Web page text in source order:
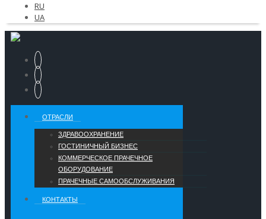
RU
UA
ОТРАСЛИ
ЗДРАВООХРАНЕНИЕ
ГОСТИНИЧНЫЙ БИЗНЕС
КОММЕРЧЕСКОЕ ПРАЧЕЧНОЕ
ОБОРУДОВАНИЕ
ПРАЧЕЧНЫЕ САМООБСЛУЖИВАНИЯ
КОНТАКТЫ